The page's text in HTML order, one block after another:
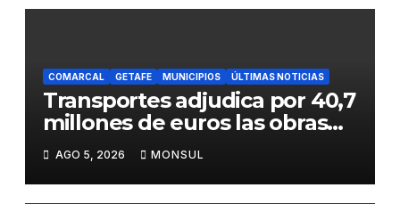
COMARCAL GETAFE MUNICIPIOS ÚLTIMAS NOTICIAS
Transportes adjudica por 40,7
millones de euros las obras
para mejorar la accesibilidad
del transporte público en la
A-4 en Getafe
AGO 5, 2026 MONSUL